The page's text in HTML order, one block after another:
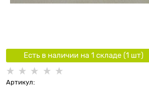
Есть в наличии на 1 складe (1 шт)
Артикул: